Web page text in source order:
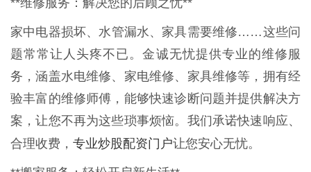
**维修服务：解决您的后顾之忧**
家中电器损坏、水管漏水、家具需要维修……这些问
题常常让人头疼不已。金诚无忧提供专业的维修服
务，涵盖水电维修、家电维修、家具维修等，拥有经
验丰富的维修师傅，能够快速诊断问题并提供解决方
案，让您不再为这些琐事烦恼。我们承诺快速响应、
合理收费， 专业炒股配资门户让您安心无忧。